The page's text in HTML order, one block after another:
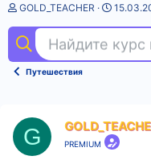
А
т
о
т
GOLD_TEACHER
Д
а
н
а
Путешествия
G PREMIUM